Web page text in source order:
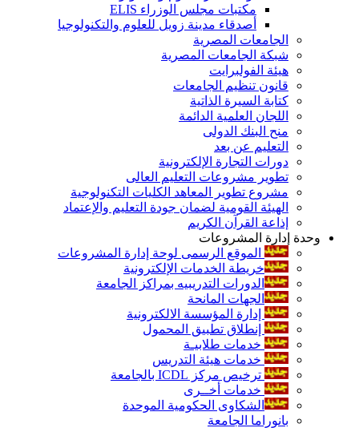
مكتبات مجلس الوزراء ELIS
أصدقاء مدينة زويل للعلوم والتكنولوجيا
الجامعات المصرية
شبكة الجامعات المصرية
هيئة الفولبرايت
قانون تنظيم الجامعات
كتابة السيرة الذاتية
اللجان العلمية الدائمة
منح البنك الدولى
التعليم عن بعد
دورات التجارة الإلكترونية
تطوير مشروعات التعليم العالى
مشروع تطوير المعاهد الكليات التكنولوجية
الهيئة القومية لضمان جودة التعليم والإعتماد
إذاعة القرآن الكريم
وحدة إدارة المشروعات
الموقع الرسمى لوحة إدارة المشروعات
خريطة الخدمات الإلكترونية
الدورات التدريبيه بمراكز الجامعة
الجهات المانحة
إدارة المؤسسة الالكترونية
إنطلاق تطبيق المحمول
خدمات طلابيـة
خدمات هيئة التدريس
ترخيص مركز ICDL بالجامعة
خدمات أخــرى
الشكاوى الحكومية الموحدة
بانوراما الجامعة